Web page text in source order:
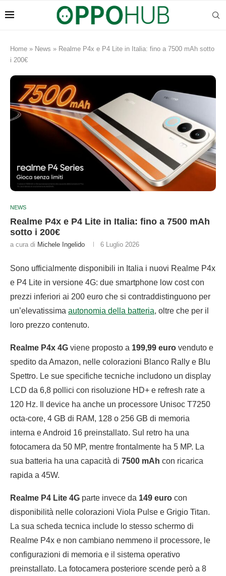
Home » News » Realme P4x e P4 Lite in Italia: fino a 7500 mAh sotto
i 200€
NEWS
Realme P4x e P4 Lite in Italia: fino a 7500 mAh
sotto i 200€
a cura di Michele Ingelido 6 Luglio 2026
Sono ufficialmente disponibili in Italia i nuovi Realme P4x
e P4 Lite in versione 4G: due smartphone low cost con
prezzi inferiori ai 200 euro che si contraddistinguono per
un’elevatissima autonomia della batteria, oltre che per il
loro prezzo contenuto.
Realme P4x 4G viene proposto a 199,99 euro venduto e
spedito da Amazon, nelle colorazioni Blanco Rally e Blu
Spettro. Le sue specifiche tecniche includono un display
LCD da 6,8 pollici con risoluzione HD+ e refresh rate a
120 Hz. Il device ha anche un processore Unisoc T7250
octa-core, 4 GB di RAM, 128 o 256 GB di memoria
interna e Android 16 preinstallato. Sul retro ha una
fotocamera da 50 MP, mentre frontalmente ha 5 MP. La
sua batteria ha una capacità di 7500 mAh con ricarica
rapida a 45W.
Realme P4 Lite 4G parte invece da 149 euro con
disponibilità nelle colorazioni Viola Pulse e Grigio Titan.
La sua scheda tecnica include lo stesso schermo di
Realme P4x e non cambiano nemmeno il processore, le
configurazioni di memoria e il sistema operativo
preinstallato. La fotocamera posteriore scende però a 8